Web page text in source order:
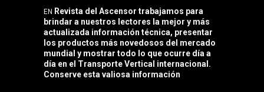
EN Revista del Ascensor trabajamos para
brindar a nuestros lectores la mejor y más
actualizada información técnica, presentar
los productos más novedosos del mercado
mundial y mostrar todo lo que ocurre día a
día en el Transporte Vertical internacional.
Conserve esta valiosa información